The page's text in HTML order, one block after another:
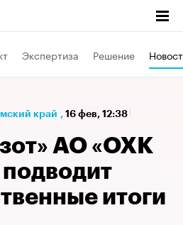
Экспертиза Решение
край , 16 фев, 12:38
АО «ОХК
итоги